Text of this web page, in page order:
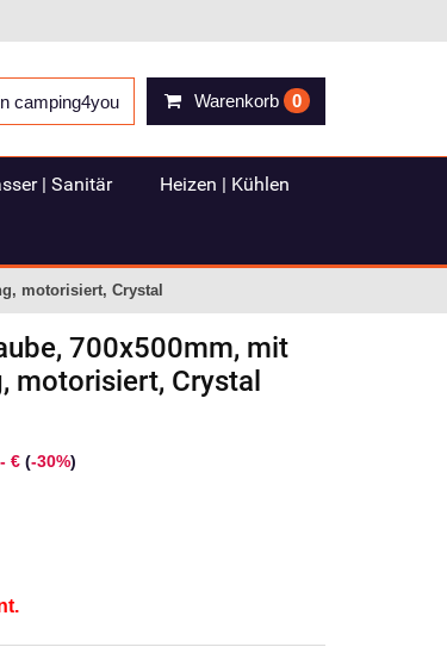
Warenkorb 0
camping4you
| Sanitär Heizen | Kühlen
motorisiert, Crystal
700x500mm, mit
motorisiert, Crystal
€(-30%)